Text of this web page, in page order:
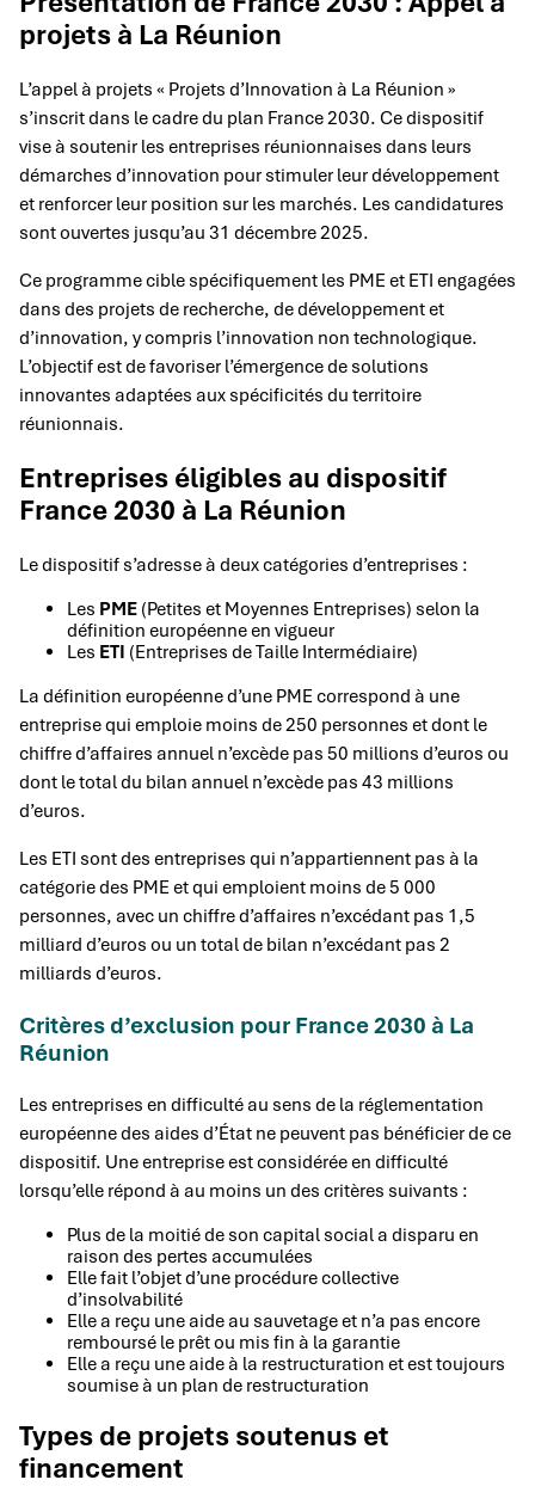
projets à La Réunion
L’appel à projets « Projets d’Innovation à La Réunion »
s’inscrit dans le cadre du plan France 2030. Ce dispositif
vise à soutenir les entreprises réunionnaises dans leurs
démarches d’innovation pour stimuler leur développement
et renforcer leur position sur les marchés. Les candidatures
sont ouvertes jusqu’au 31 décembre 2025.
Ce programme cible spécifiquement les PME et ETI engagées
dans des projets de recherche, de développement et
d’innovation, y compris l’innovation non technologique.
L’objectif est de favoriser l’émergence de solutions
innovantes adaptées aux spécificités du territoire
réunionnais.
Entreprises éligibles au dispositif
France 2030 à La Réunion
Le dispositif s’adresse à deux catégories d’entreprises :
Les PME (Petites et Moyennes Entreprises) selon la
définition européenne en vigueur
Les ETI (Entreprises de Taille Intermédiaire)
La définition européenne d’une PME correspond à une
entreprise qui emploie moins de 250 personnes et dont le
chiffre d’affaires annuel n’excède pas 50 millions d’euros ou
dont le total du bilan annuel n’excède pas 43 millions
d’euros.
Les ETI sont des entreprises qui n’appartiennent pas à la
catégorie des PME et qui emploient moins de 5 000
personnes, avec un chiffre d’affaires n’excédant pas 1,5
milliard d’euros ou un total de bilan n’excédant pas 2
milliards d’euros.
Critères d’exclusion pour France 2030 à La
Réunion
Les entreprises en difficulté au sens de la réglementation
européenne des aides d’État ne peuvent pas bénéficier de ce
dispositif. Une entreprise est considérée en difficulté
lorsqu’elle répond à au moins un des critères suivants :
Plus de la moitié de son capital social a disparu en
raison des pertes accumulées
Elle fait l’objet d’une procédure collective
d’insolvabilité
Elle a reçu une aide au sauvetage et n’a pas encore
remboursé le prêt ou mis fin à la garantie
Elle a reçu une aide à la restructuration et est toujours
soumise à un plan de restructuration
Types de projets soutenus et
financement